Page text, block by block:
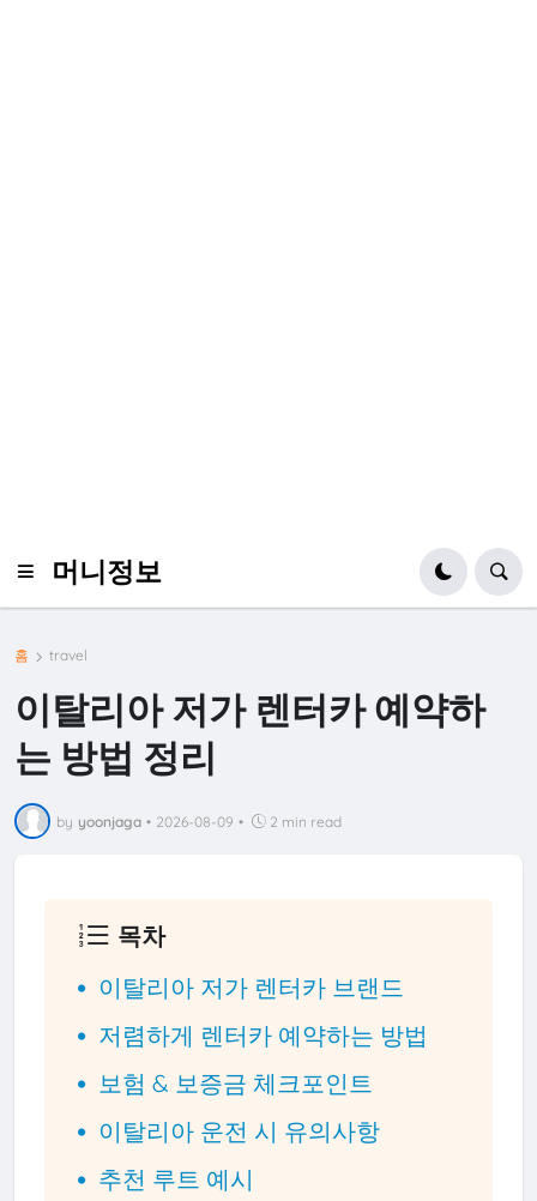
머니정보
홈 travel
이탈리아 저가 렌터카 예약하
는 방법 정리
by yoonjaga • 2026-08-09 • 2 min read
목차
이탈리아 저가 렌터카 브랜드
저렴하게 렌터카 예약하는 방법
보험 & 보증금 체크포인트
이탈리아 운전 시 유의사항
추천 루트 예시